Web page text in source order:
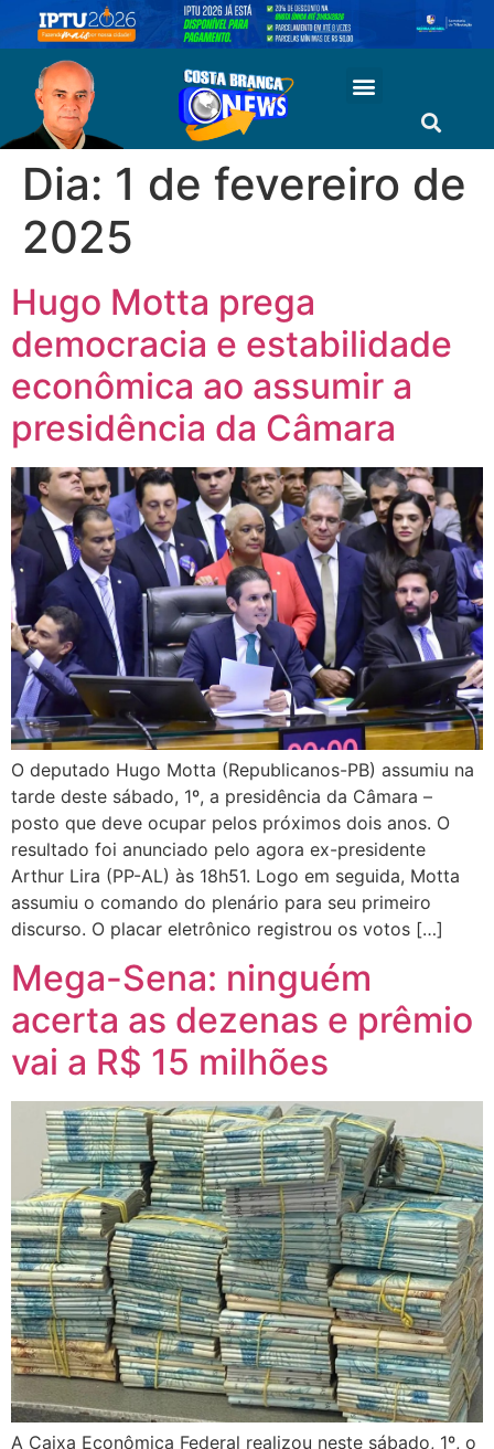
Dia: 1 de fevereiro de
2025
Hugo Motta prega
democracia e estabilidade
econômica ao assumir a
presidência da Câmara
O deputado Hugo Motta (Republicanos-PB) assumiu na
tarde deste sábado, 1º, a presidência da Câmara –
posto que deve ocupar pelos próximos dois anos. O
resultado foi anunciado pelo agora ex-presidente
Arthur Lira (PP-AL) às 18h51. Logo em seguida, Motta
assumiu o comando do plenário para seu primeiro
discurso. O placar eletrônico registrou os votos […]
Mega-Sena: ninguém
acerta as dezenas e prêmio
vai a R$ 15 milhões
A Caixa Econômica Federal realizou neste sábado, 1º, o